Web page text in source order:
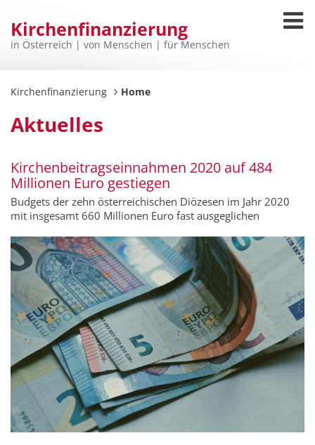
Kirchenfinanzierung
in Österreich | von Menschen | für Menschen
Kirchenfinanzierung Home
Aktuelles
Kirchenbeitragseinnahmen 2020 auf 484
Millionen Euro gestiegen
Budgets der zehn österreichischen Diözesen im Jahr 2020
mit insgesamt 660 Millionen Euro fast ausgeglichen